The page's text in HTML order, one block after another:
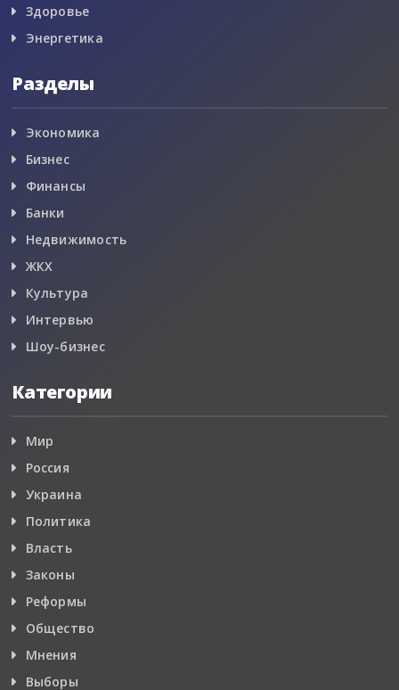
Здоровье
Энергетика
Разделы
Экономика
Бизнес
Финансы
Банки
Недвижимость
ЖКХ
Культура
Интервью
Шоу-бизнес
Категории
Мир
Россия
Украина
Политика
Власть
Законы
Реформы
Общество
Мнения
Выборы